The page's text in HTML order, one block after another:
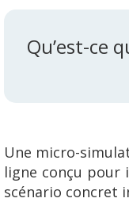
Qu’est-ce
Une micro-
ligne conçu pour
scénario concret